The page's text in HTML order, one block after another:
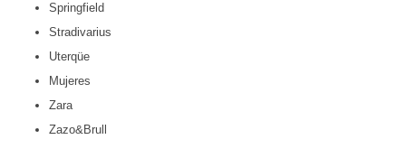
Springfield
Stradivarius
Uterqüe
Mujeres
Zara
Zazo&Brull